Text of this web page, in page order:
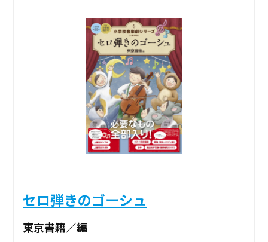
セロ弾きのゴーシュ
東京書籍／編